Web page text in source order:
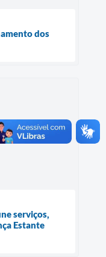
dos
serviços,
Estante